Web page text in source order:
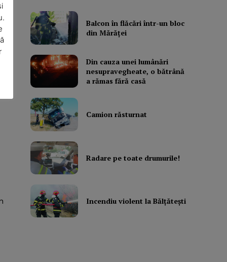
Balcon în flăcări într-un bloc
din Mărăţei
Din cauza unei lumânări
nesupravegheate, o bătrână
a rămas fără casă
Camion răsturnat
Radare pe toate drumurile!
Incendiu violent la Bălţăteşti